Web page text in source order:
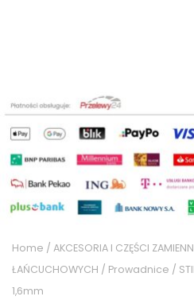
Home / AKCESORIA I CZĘŚCI
ŁAŃCUCHOWYCH / Prowadnice /
1,6mm